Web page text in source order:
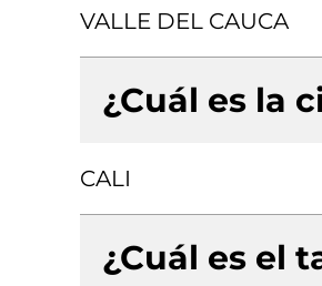
VALLE DEL CAUCA
¿Cuál es la
CALI
¿Cuál es el